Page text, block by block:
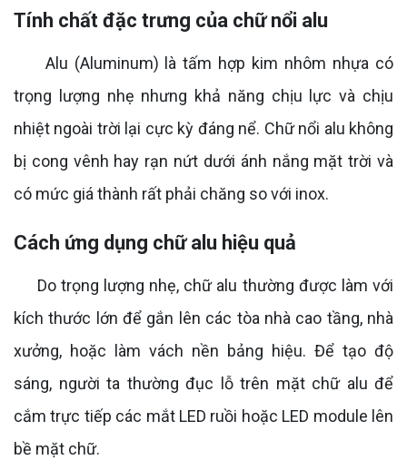
Tính chất đặc trưng của chữ nổi alu
Alu (Aluminum) là tấm hợp kim nhôm nhựa có
trọng lượng nhẹ nhưng khả năng chịu lực và chịu
nhiệt ngoài trời lại cực kỳ đáng nể. Chữ nổi alu không
bị cong vênh hay rạn nứt dưới ánh nắng mặt trời và
có mức giá thành rất phải chăng so với inox.
Cách ứng dụng chữ alu hiệu quả
Do trọng lượng nhẹ, chữ alu thường được làm với
kích thước lớn để gắn lên các tòa nhà cao tầng, nhà
xưởng, hoặc làm vách nền bảng hiệu. Để tạo độ
sáng, người ta thường đục lỗ trên mặt chữ alu để
cắm trực tiếp các mắt LED ruồi hoặc LED module lên
bề mặt chữ.